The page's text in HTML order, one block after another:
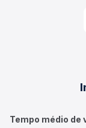
Tempo médio de